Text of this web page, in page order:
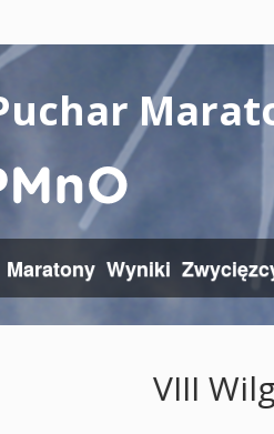
Maratony Wyniki
VIII